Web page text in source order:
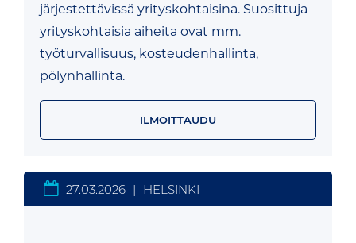
järjestettävissä yrityskohtaisina. Suosittuja
yrityskohtaisia aiheita ovat mm.
työturvallisuus, kosteudenhallinta,
pölynhallinta.
ILMOITTAUDU
27.03.2026 | HELSINKI